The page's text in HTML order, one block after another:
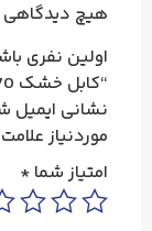
هیچ
اولین نفری
“کابل خشک 70+120*3 سیمکو”
نشانی ایمیل
موردنیاز
امتیاز شما *